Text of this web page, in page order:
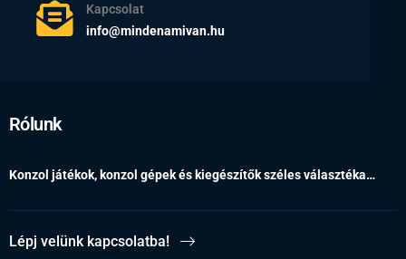
Kapcsolat
info@mindenamivan.hu
Rólunk
Konzol játékok, konzol gépek és kiegészítők széles választéka…
Lépj velünk kapcsolatba!